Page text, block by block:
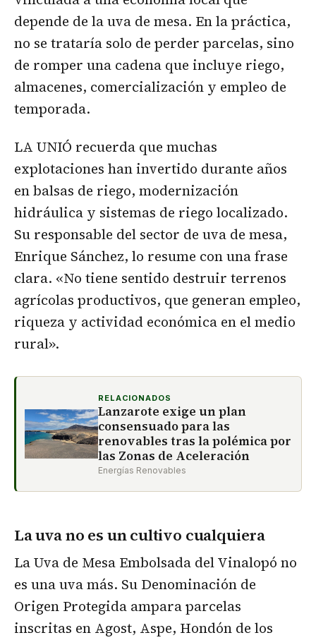
depende de la uva de mesa. En la práctica,
no se trataría solo de perder parcelas, sino
de romper una cadena que incluye riego,
almacenes, comercialización y empleo de
temporada.
LA UNIÓ recuerda que muchas
explotaciones han invertido durante años
en balsas de riego, modernización
hidráulica y sistemas de riego localizado.
Su responsable del sector de uva de mesa,
Enrique Sánchez, lo resume con una frase
clara. «No tiene sentido destruir terrenos
agrícolas productivos, que generan empleo,
riqueza y actividad económica en el medio
rural».
RELACIONADOS
Lanzarote exige un plan
consensuado para las
renovables tras la polémica por
las Zonas de Aceleración
Energías Renovables
La uva no es un cultivo cualquiera
La Uva de Mesa Embolsada del Vinalopó no
es una uva más. Su Denominación de
Origen Protegida ampara parcelas
inscritas en Agost, Aspe, Hondón de los